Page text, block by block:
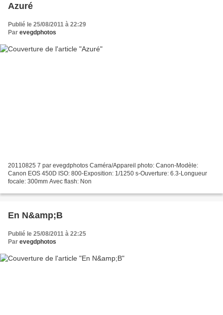
Azuré
Publié le 25/08/2011 à 22:29
Par evegdphotos
20110825 7 par evegdphotos Caméra/Appareil photo: Canon-Modèle:
Canon EOS 450D ISO: 800-Exposition: 1/1250 s-Ouverture: 6.3-Longueur
focale: 300mm Avec flash: Non
En N&amp;B
Publié le 25/08/2011 à 22:25
Par evegdphotos